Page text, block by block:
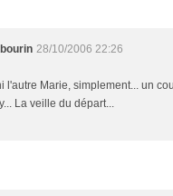
28/10/2006 22:26
l'autre Marie, simplement... un
La veille du départ...